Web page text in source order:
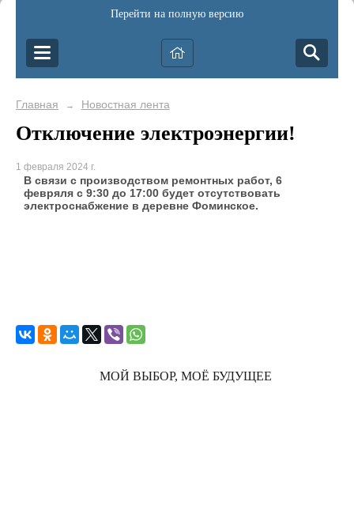
Перейти на полную версию
Главная → Новостная лента
Отключение электроэнергии!
1 февраля 2024 г.
В связи с производством ремонтных работ, 6
февряля с 9:30 до 17:00 будет отсутствовать
электроснабжение в деревне Фоминское.
МОЙ ВЫБОР, МОЁ БУДУЩЕЕ